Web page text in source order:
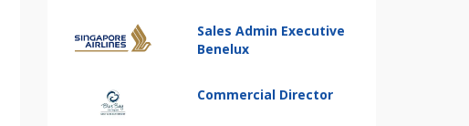
Sales Admin Executive
Benelux
Commercial Director